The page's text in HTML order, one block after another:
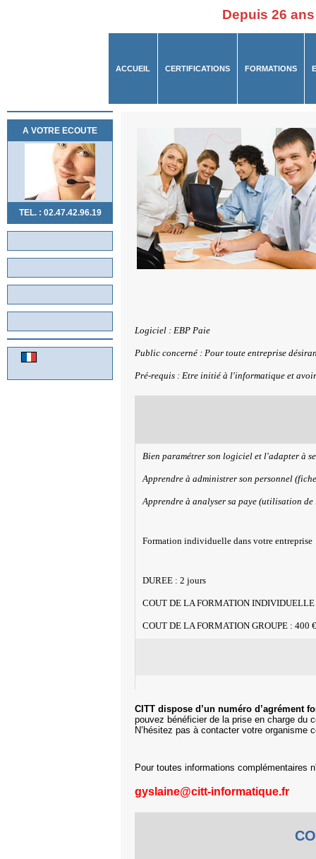
Depuis 26 ans
ACCUEIL CERTIFICATIONS FORMATIONS
A VOTRE ECOUTE
TEL. : 02.47.42.96.19
Logiciel : EBP Paie
Public concerné : Pour toute entreprise
Pré-requis : Etre initié à l'informatique et avoir
Bien paramétrer son logiciel et l'adapter à
Apprendre à administrer son personnel
Apprendre à analyser sa paye (utilisation
Formation individuelle dans votre entreprise
DUREE : 2 jours
COUT DE LA FORMATION
COUT DE LA FORMATION GROUPE : 400
CITT dispose d’un numéro d’agrément
pouvez bénéficier de la prise en charge du
N’hésitez pas à contacter votre organisme
Pour toutes informations complémentaires
gyslaine@citt-informatique.fr